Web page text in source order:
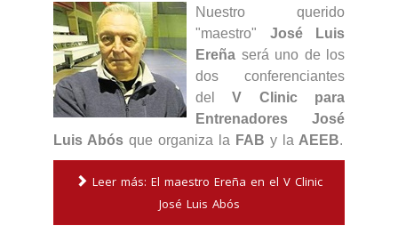
Nuestro querido
"maestro" José Luis
Ereña será uno de los
dos conferenciantes
del
V Clinic para
Entrenadores José
Luis Abós que organiza la FAB y la AEEB.
Leer más: El maestro Ereña en el V Clinic
José Luis Abós